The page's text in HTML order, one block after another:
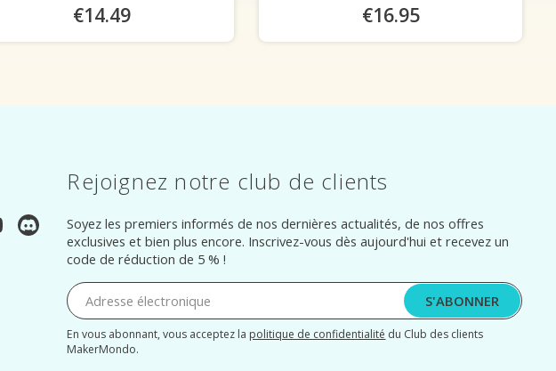
€14.49 €16.95
Rejoignez notre club de clients
Soyez les premiers informés de nos dernières actualités, de nos offres
exclusives et bien plus encore. Inscrivez-vous dès aujourd'hui et recevez un
code de réduction de 5 % !
S'ABONNER
En vous abonnant, vous acceptez la politique de confidentialité du Club des clients
MakerMondo.